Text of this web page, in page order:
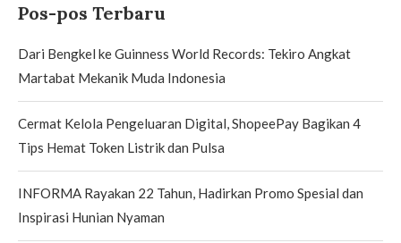
Pos-pos Terbaru
Dari Bengkel ke Guinness World Records: Tekiro Angkat
Martabat Mekanik Muda Indonesia
Cermat Kelola Pengeluaran Digital, ShopeePay Bagikan 4
Tips Hemat Token Listrik dan Pulsa
INFORMA Rayakan 22 Tahun, Hadirkan Promo Spesial dan
Inspirasi Hunian Nyaman